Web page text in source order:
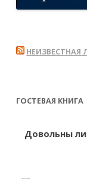
НЕИЗВЕСТНАЯ
ГОСТЕВАЯ КНИГА
Довольны